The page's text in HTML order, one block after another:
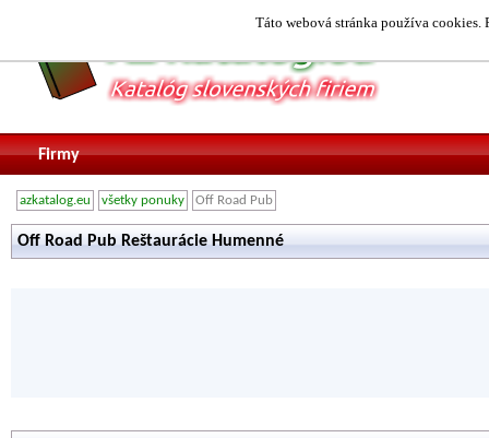
Táto webová stránka používa
Firmy
azkatalog.eu všetky ponuky Off Road Pub
Off Road Pub Reštaurácie Humenné